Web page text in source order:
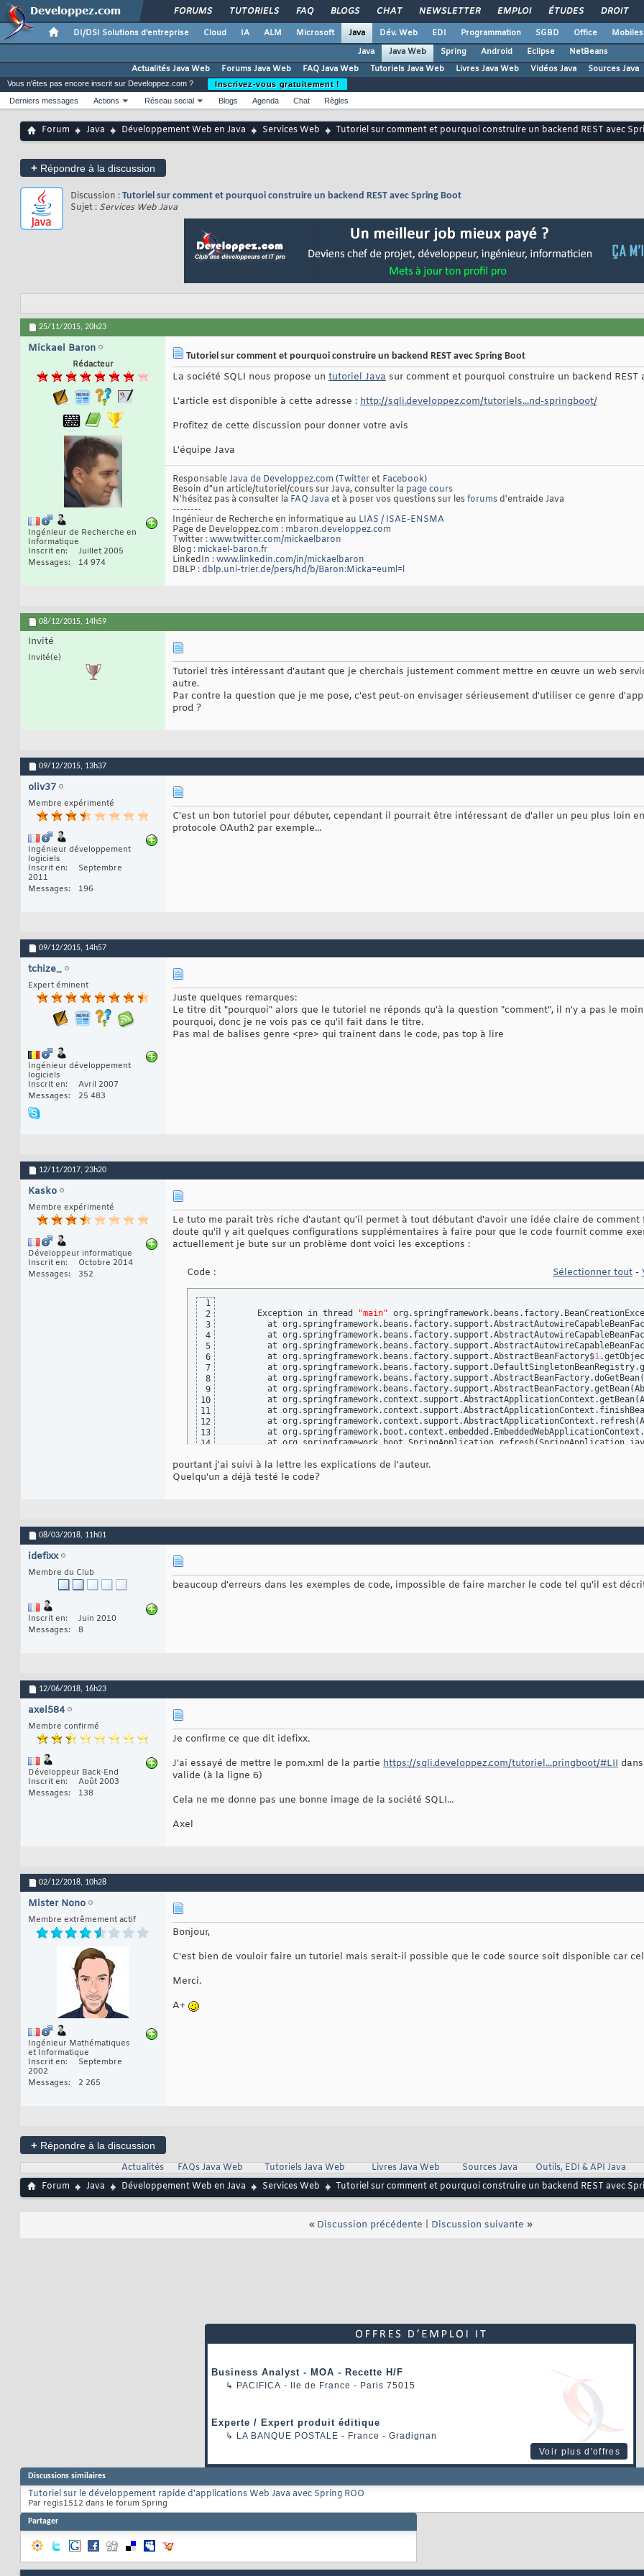
FORUMS TUTORIELS FAQ BLOGS CHAT NEWSLETTER EMPLOI ÉTUDES DROIT
DI/DSI Solutions d'entreprise Cloud IA ALM Microsoft Java Dév. Web EDI Programmation SGBD Office Mobiles
Java
Java Web Spring Android Eclipse
NetBeans
Actualités Java Web
Forums Java Web FAQ Java Web Tutoriels Java Web Livres Java Web Vidéos Java Sources Java
Vous n'êtes pas encore inscrit sur Developpez.com ?
Inscrivez-vous gratuitement !
Derniers messages
Actions Réseau social Blogs Agenda Chat Règles
Forum Java Développement Web en Java Services Web Tutoriel sur comment et pourquoi construire un backend REST avec
+ Répondre à la discussion
Discussion : Tutoriel sur comment et pourquoi construire un backend REST avec Spring Boot
Sujet : Services Web Java
25/11/2015, 20h23
Mickael Baron
Rédacteur
Ingénieur de Recherche en
Informatique
Inscrit en
Juillet 2005
Messages
14 974
Tutoriel sur comment et pourquoi construire un backend REST avec Spring Boot
La société SQLI nous propose un tutoriel Java sur comment et pourquoi construire un backend REST
L'article est disponible à cette adresse : http://sqli.developpez.com/tutoriels...nd-springboot/
Profitez de cette discussion pour donner votre avis
L'équipe Java
ResponsableJava de Developpez.com (Twitteret Facebook)
Besoin d"un article/tutoriel/cours sur Java, consulter la page cours
N'hésitez pas à consulter la FAQ Java et à poser vos questions sur lesforums d'entraide Java
--------
Ingénieur de Recherche en informatique au LIAS / ISAE-ENSMA
Page de Developpez.com : mbaron.developpez.com
Twitter :www.twitter.com/mickaelbaron
Blog : mickael-baron.fr
LinkedIn :www.linkedin.com/in/mickaelbaron
DBLP : dblp.uni-trier.de/pers/hd/b/Baron:Micka=euml=l
08/12/2015, 14h59
Invité
Invité(e)
Tutoriel très intéressant d'autant que je cherchais justement comment mettre en œuvre un web
autre.
Par contre la question que je me pose, c'est peut-on envisager sérieusement d'utiliser ce genre
prod ?
09/12/2015, 13h37
oliv37
Membre expérimenté
Ingénieur développement
logiciels
Inscrit en
Septembre
2011
Messages
196
C'est un bon tutoriel pour débuter, cependant il pourrait être intéressant de d'aller un peu plus loin
protocole OAuth2 par exemple...
09/12/2015, 14h57
tchize_
Expert éminent
Ingénieur développement
logiciels
Inscrit en
Avril 2007
Messages
25 483
Juste quelques remarques:
Le titre dit "pourquoi" alors que le tutoriel ne réponds qu'à la question "comment", il n'y a pas le
pourquoi, donc je ne vois pas ce qu'il fait dans le titre.
Pas mal de balises genre <pre> qui trainent dans le code, pas top à lire
12/11/2017, 23h20
Kasko
Membre expérimenté
Développeur informatique
Inscrit en
Octobre 2014
Messages
352
Le tuto me parait très riche d'autant qu'il permet à tout débutant d'avoir une idée claire de comment
doute qu'il y ait quelques configurations supplémentaires à faire pour que le code fournit comme
actuellement je bute sur un problème dont voici les exceptions :
Code : Sélectionner tout -
1
2
3
4
5
6
7
8
9
10
11
12
13
14
16
17
22
26
27
36
41
44
      Exception in thread
"main"
at
at
at
	at org.springframework.beans.factory.support.AbstractBeanFactory$
1
at
	at org.springframework.beans.factory.support.AbstractBeanFactory.doGetBean
(
	at org.springframework.beans.factory.support.AbstractBeanFactory.getBean
(
	at org.springframework.context.support.AbstractApplicationContext.getBean
(
at
	at org.springframework.context.support.AbstractApplicationContext.refresh
(
at
	at org.springframework.boot.SpringApplication.refresh
(
	at org.springframework.boot.SpringApplication.run
	at org.springframework.boot.SpringApplication.run
	at org.hibernate.service.internal.AbstractServiceRegistryImpl.getService
(
	at org.hibernate.boot.model.process.spi.MetadataBuildingProcess.handleTypes
at
at
	...
15 more
at
at
at
	...
30 more
pourtant j'ai suivi à la lettre les explications de l'auteur.
Quelqu'un a déjà testé le code?
08/03/2018, 11h01
idefixx
Membre du Club
Inscrit en
Juin 2010
Messages
8
beaucoup d'erreurs dans les exemples de code, impossible de faire marcher le code tel qu'il est
12/06/2018, 16h23
axel584
Membre confirmé
Développeur Back-End
Inscrit en
Août 2003
Messages
138
Je confirme ce que dit idefixx.
J'ai essayé de mettre le pom.xml de la partie https://sqli.developpez.com/tutoriel...pringboot/#LII
valide (à la ligne 6)
Cela ne me donne pas une bonne image de la société SQLI...
Axel
02/12/2018, 10h28
Mister Nono
Membre extrêmement actif
Ingénieur Mathématiques
et Informatique
Inscrit en
Septembre
2002
Messages
2 265
Bonjour,
C'est bien de vouloir faire un tutoriel mais serait-il possible que le code source soit disponible car
Merci.
A+
+ Répondre à la discussion
Actualités
FAQs Java Web Tutoriels Java Web Livres Java Web Sources Java Outils, EDI & API Java
Forum
Java Développement Web en Java Services Web Tutoriel sur comment et pourquoi construire un backend REST avec
« Discussion précédente Discussion suivante »
Business Analyst - MOA - Recette H/F
↳ PACIFICA - Ile de France - Paris 75015
Experte / Expert produit éditique
↳ LA BANQUE POSTALE - France - Gradignan
Voir plus d'offres
Discussions similaires
Tutoriel sur le développement rapide d'applications Web Java avec Spring ROO
Par regis1512 dans le forum Spring
Partager